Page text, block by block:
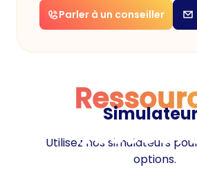
Parler à un conseiller
Utilisez nos simulateurs
options.